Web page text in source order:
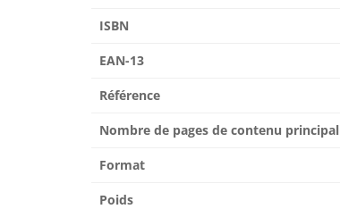
ISBN
EAN-13
Référence
Nombre de pages de contenu principal
Format
Poids